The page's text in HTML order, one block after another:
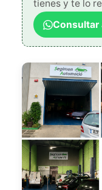
tienes y te lo
Consultar